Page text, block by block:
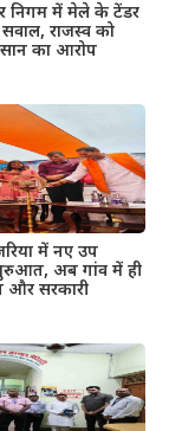
निगम में मेले के टेंडर
राजस्व को
का आरोप
में नए उप
अब गांव में ही
और सरकारी